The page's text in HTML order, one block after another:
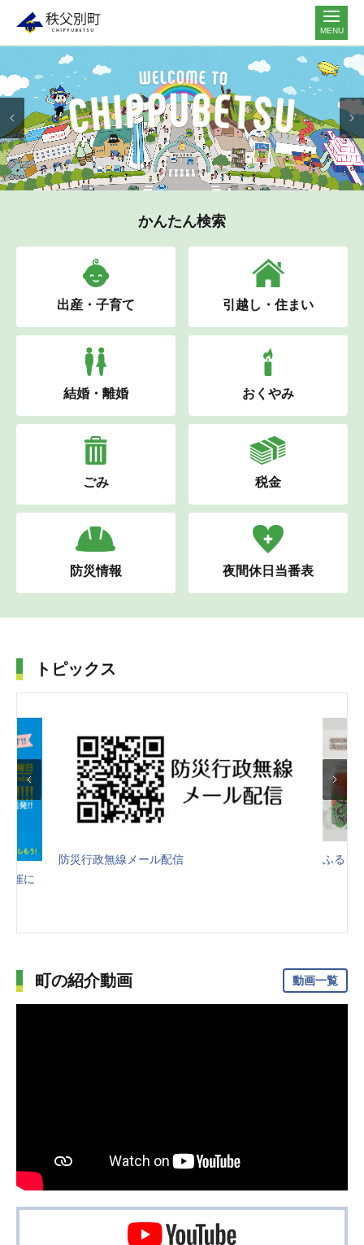
MENU
かんたん検索
出産・子育て 引越し・住まい
結婚・離婚 おくやみ
ごみ 税金
防災情報 夜間休日当番表
トピックス
ふるさと納税
町の紹介動画 動画一覧